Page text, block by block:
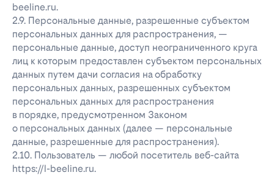
beeline.ru.
2.9. Персональные данные, разрешенные субъектом
персональных данных для распространения, —
персональные данные, доступ неограниченного круга
лиц к которым предоставлен субъектом персональных
данных путем дачи согласия на обработку
персональных данных, разрешенных субъектом
персональных данных для распространения
в порядке, предусмотренном Законом
о персональных данных (далее — персональные
данные, разрешенные для распространения).
2.10. Пользователь — любой посетитель веб-сайта
https://l-beeline.ru.